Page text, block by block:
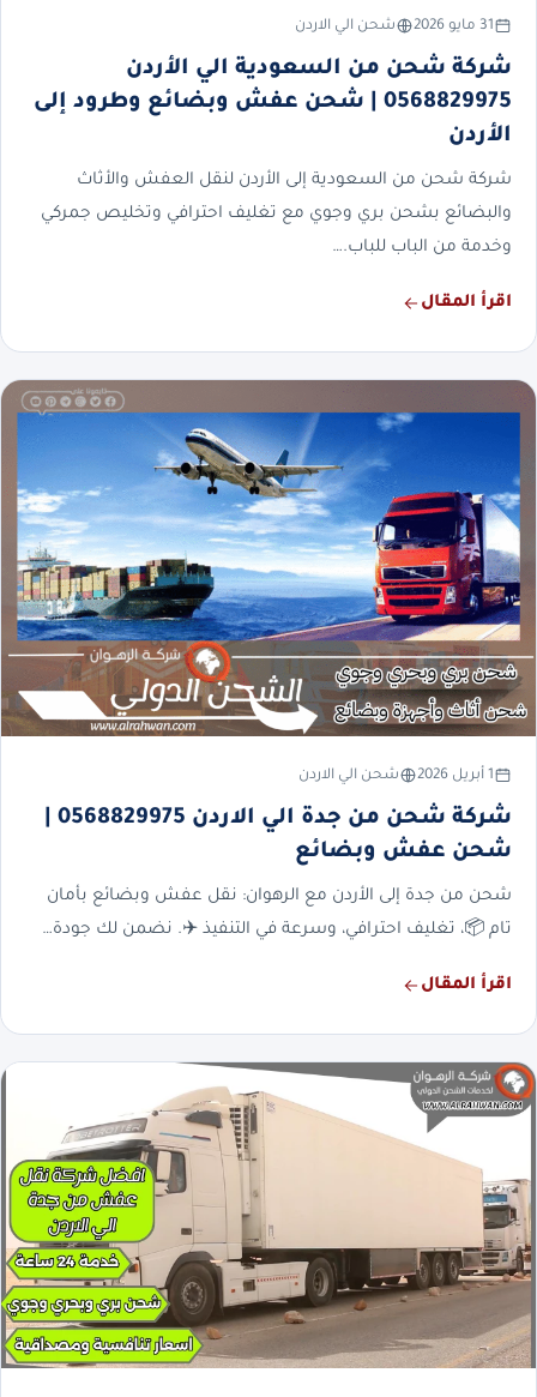
31 مايو 2026 شحن الي الاردن
شركة شحن من السعودية الي الأردن
0568829975 | شحن عفش وبضائع وطرود إلى
الأردن
شركة شحن من السعودية إلى الأردن لنقل العفش والأثاث
والبضائع بشحن بري وجوي مع تغليف احترافي وتخليص جمركي
وخدمة من الباب للباب.…
اقرأ المقال
1 أبريل 2026 شحن الي الاردن
شحن عفش وبضائع
شحن من جدة إلى الأردن مع الرهوان: نقل عفش وبضائع بأمان
تام 📦، تغليف احترافي، وسرعة في التنفيذ ✈️. نضمن لك جودة…
اقرأ المقال